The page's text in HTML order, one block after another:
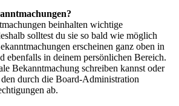
beinhalten wichtige
solltest du sie so bald wie möglich
erscheinen ganz oben in
ebenfalls in deinem persönlichen Bereich.
Bekanntmachung schreiben kannst oder
durch die Board-Administration
ab.